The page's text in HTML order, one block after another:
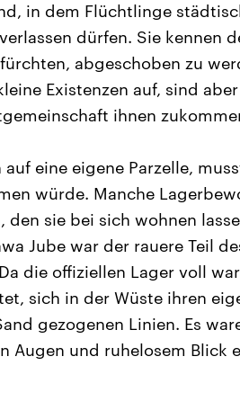
in dem Flüchtlinge
dürfen. Sie kennen
abgeschoben zu
Existenzen auf, sind
ihnen
eine eigene Parzelle,
würde. Manche
sie bei sich wohnen
Jube war der rauere Teil
die offiziellen Lager voll
sich in der Wüste ihren
gezogenen Linien. Es
Augen und ruhelosem Blick